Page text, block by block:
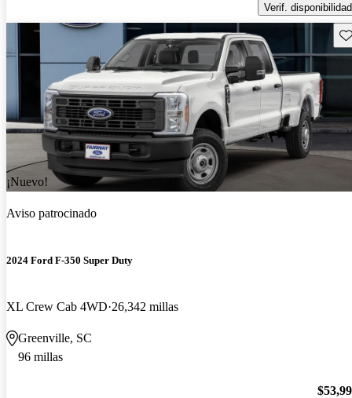
Verif. disponibilidad
¡Nuevo!
Aviso patrocinado
2024 Ford F-350 Super Duty
XL Crew Cab 4WD 26,342 millas
Greenville, SC
96 millas